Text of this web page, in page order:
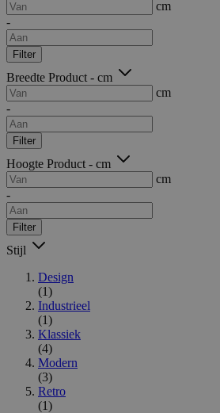
cm
-
Filter
Breedte Product - cm
cm
-
Filter
Hoogte Product - cm
cm
-
Filter
Stijl
Design
(1)
Industrieel
(1)
Klassiek
(4)
Modern
(3)
Retro
(1)